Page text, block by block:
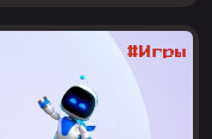
#Игры